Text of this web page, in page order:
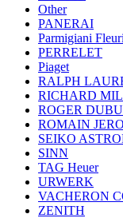
Other
PANERAI
Parmigiani
PERRELET
Piaget
RALPH
RICHARD
ROGER
ROMAIN
SEIKO
SINN
TAG Heuer
URWERK
VACHERON
ZENITH